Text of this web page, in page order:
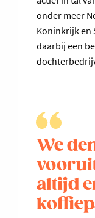
onder meer
Koninkrijk en
daarbij een
We
altijd